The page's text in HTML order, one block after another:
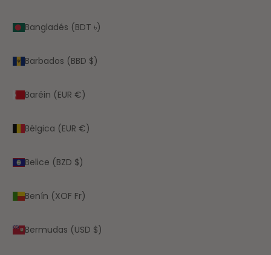
Bangladés (BDT ৳)
Barbados (BBD $)
Baréin (EUR €)
Bélgica (EUR €)
Belice (BZD $)
Benín (XOF Fr)
Bermudas (USD $)